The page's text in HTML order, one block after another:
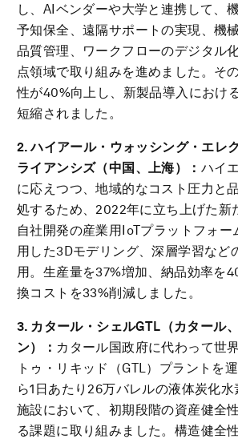
し、AIベンダーや大学と連携して、
予知保全、遠隔サポートの実現、機
品質管理、ワークフローのデジタル
点領域で取り組みを進めました。そ
性が40%向上し、新製品導入におけ
短縮されました。
2. ハイアール・ウォッシング・エレ
ライアンシズ（中国、上海）： ハイ
に応えつつ、地域的なコスト圧力と
処するため、2022年に立ち上げた新
自社開発の産業用IoTプラットフォー
用した3Dモデリング、深層学習など
用。生産量を37%増加、納品効率を
換コストを33%削減しました。
3. カタール・シェルGTL （カタール
ン）： カタール国政府に代わって世
トゥ・リキッド（GTL）プラントを
ら1日あたり26万バレルの液体炭化
施設において、初期段階の資産健全
る課題に取り組みました。構造健全